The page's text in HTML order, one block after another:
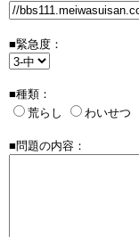
■緊急度：
■種類：
荒らし
わいせつ
■問題の内容：